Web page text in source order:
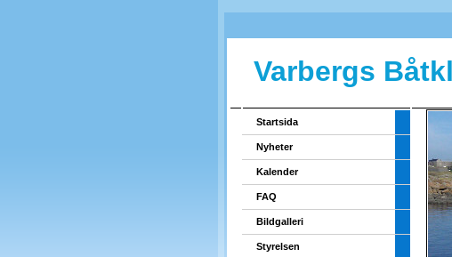
Varbergs
Startsida
Nyheter
Kalender
FAQ
Bildgalleri
Styrelsen